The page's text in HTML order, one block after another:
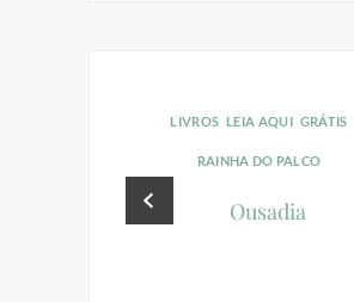
GRÁTIS
LEIA AQUI
LIVROS
RAINHA DO PALCO
Ousadia